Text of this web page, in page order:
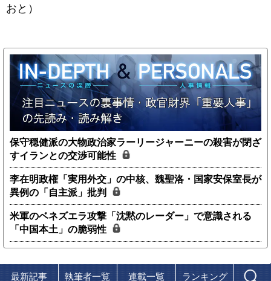
おと）
保守穏健派の大物政治家ラーリージャーニーの殺害が閉ざ
すイランとの交渉可能性
李在明政権「実用外交」の中核、魏聖洛・国家安保室長が
異例の「自主派」批判
米軍のベネズエラ攻撃「沈黙のレーダー」で意識される
「中国本土」の脆弱性
最新記事 執筆者一覧 連載一覧 ランキング